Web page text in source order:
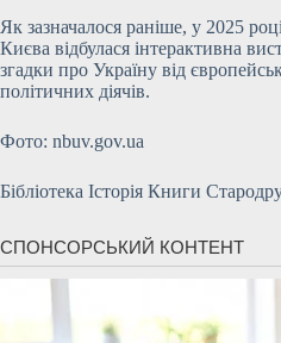
Як зазначалося раніше, у 2025
Києва відбулася інтерактивна
згадки про Україну від
політичних діячів.
Фото: nbuv.gov.ua
Бібліотека Історія Книги